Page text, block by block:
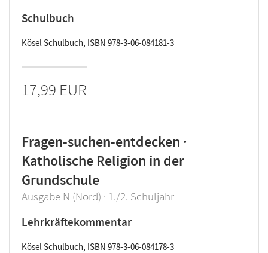
Schulbuch
Kösel Schulbuch, ISBN 978-3-06-084181-3
17,99 EUR
Fragen-suchen-entdecken ·
Katholische Religion in der
Grundschule
Ausgabe N (Nord) · 1./2. Schuljahr
Lehrkräftekommentar
Kösel Schulbuch, ISBN 978-3-06-084178-3